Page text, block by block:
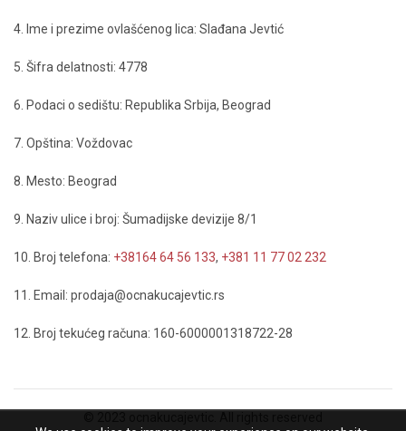
4. Ime i prezime ovlašćenog lica: Slađana Jevtić
5. Šifra delatnosti: 4778
6. Podaci o sedištu: Republika Srbija, Beograd
7. Opština: Voždovac
8. Mesto: Beograd
9. Naziv ulice i broj: Šumadijske devizije 8/1
10. Broj telefona: +38164 64 56 133, +381 11 77 02 232
11. Email: prodaja@ocnakucajevtic.rs
12. Broj tekućeg računa: 160-6000001318722-28